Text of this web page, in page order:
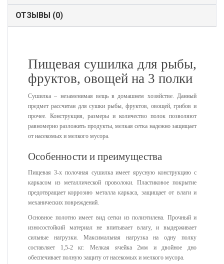
ОТЗЫВЫ (0)
Пищевая сушилка для рыбы,
фруктов, овощей на 3 полки
Сушилка – незаменимая вещь в домашнем хозяйстве. Данный
предмет рассчитан для сушки рыбы, фруктов, овощей, грибов и
прочее. Конструкция, размеры и количество полок позволяют
равномерно разложить продукты, мелкая сетка надежно защищает
от насекомых и мелкого мусора.
Особенности и преимущества
Пищевая 3-х полочная сушилка имеет ярусную конструкцию с
каркасом из металлической проволоки. Пластиковое покрытие
предотвращает коррозию металла каркаса, защищает от влаги и
механических повреждений.
Основное полотно имеет вид сетки из полиэтилена. Прочный и
износостойкий материал не впитывает влагу, и выдерживает
сильные нагрузки. Максимальная нагрузка на одну полку
составляет 1,5-2 кг. Мелкая ячейка 2мм и двойное дно
обеспечивает полную защиту от насекомых и мелкого мусора.